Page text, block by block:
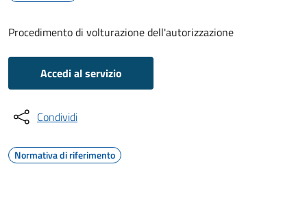
Procedimento di volturazione dell'autorizzazione
Accedi al servizio
Condividi
Normativa di riferimento